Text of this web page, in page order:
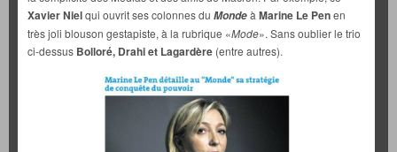
Xavier Nielqui ouvrit ses colonnes du Mondeà Marine Le Penen
très joli blouson gestapiste, à la rubrique «Mode». Sans oublier le trio
ci-dessus Bolloré, Drahi et Lagardère (entre autres).